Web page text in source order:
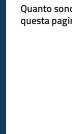
Quanto
questa